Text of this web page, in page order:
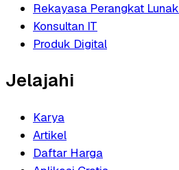
Rekayasa Perangkat Lunak
Konsultan IT
Produk Digital
Jelajahi
Karya
Artikel
Daftar Harga